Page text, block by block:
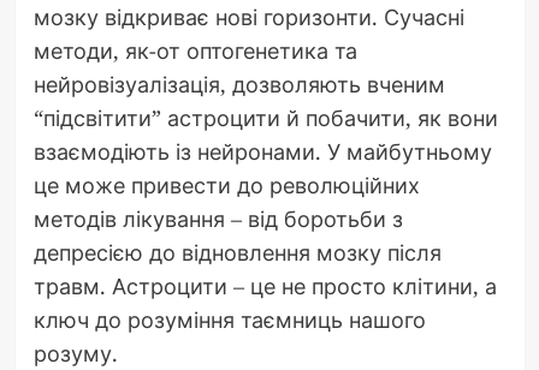
мозку відкриває нові горизонти. Сучасні
методи, як-от оптогенетика та
нейровізуалізація, дозволяють вченим
“підсвітити” астроцити й побачити, як вони
взаємодіють із нейронами. У майбутньому
це може привести до революційних
методів лікування – від боротьби з
депресією до відновлення мозку після
травм. Астроцити – це не просто клітини, а
ключ до розуміння таємниць нашого
розуму.